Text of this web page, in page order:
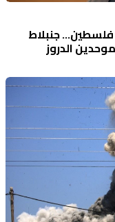
فلسطين... جنبلاط
الدروز